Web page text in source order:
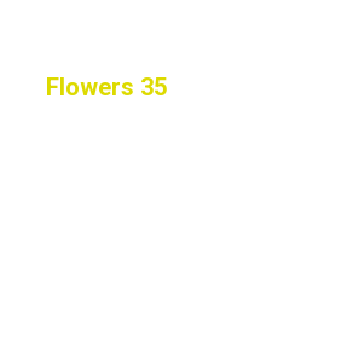
Flowers 35